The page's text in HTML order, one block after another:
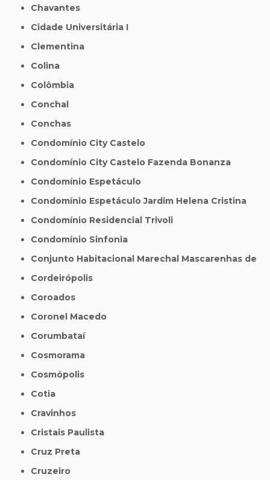
Chavantes
Cidade Universitária I
Clementina
Colina
Colômbia
Conchal
Conchas
Condomínio City Castelo
Condomínio City Castelo Fazenda Bonanza
Condomínio Espetáculo
Condomínio Espetáculo Jardim Helena Cristina
Condomínio Residencial Trivoli
Condomínio Sinfonia
Conjunto Habitacional Marechal Mascarenhas de
Cordeirópolis
Coroados
Coronel Macedo
Corumbataí
Cosmorama
Cosmópolis
Cotia
Cravinhos
Cristais Paulista
Cruz Preta
Cruzeiro